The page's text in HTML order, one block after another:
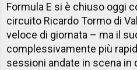
Formula E si è chiuso oggi
circuito Ricardo Tormo di
veloce di giornata – ma il
complessivamente più
sessioni andate in scena